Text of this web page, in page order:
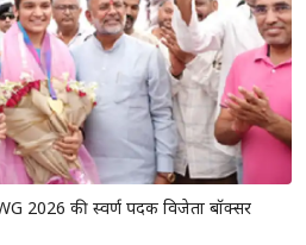
2026 की स्वर्ण पदक विजेता बॉक्सर